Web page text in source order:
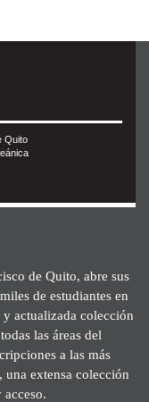
Quito
de Quito, abre sus
de estudiantes en
actualizada colección
las áreas del
a las más
extensa colección